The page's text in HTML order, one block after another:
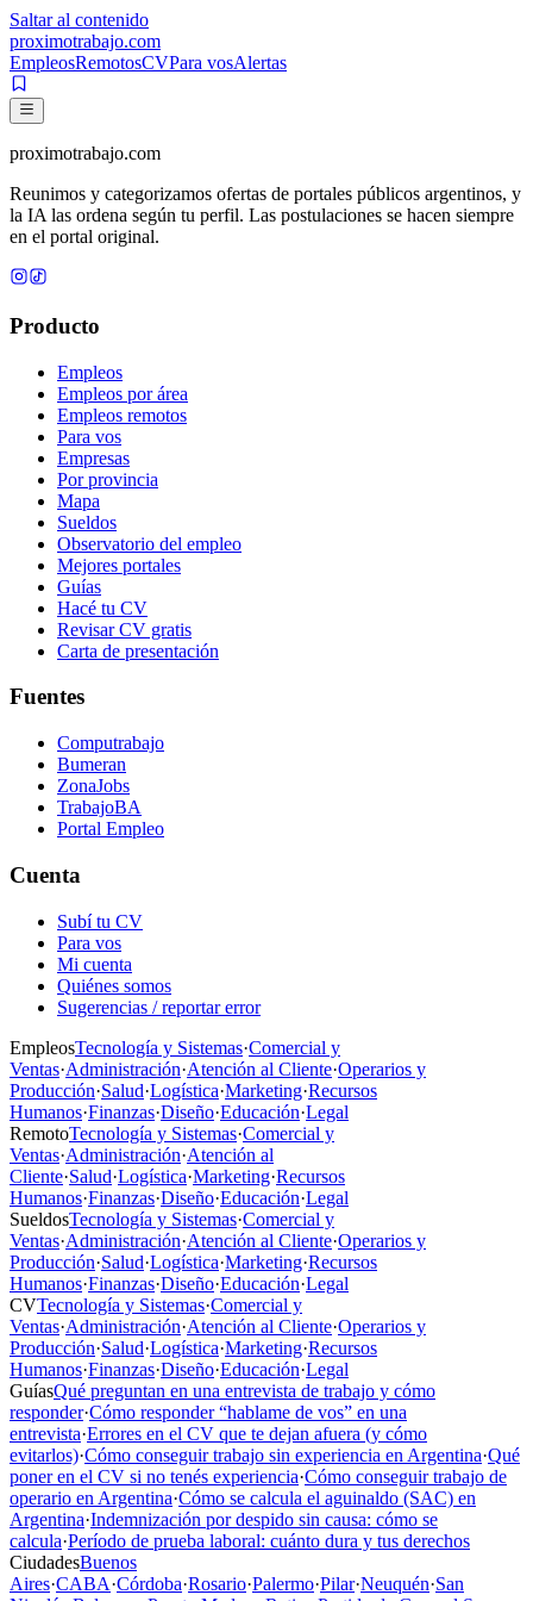
Saltar al contenido
proximotrabajo.com
EmpleosRemotosCVPara vosAlertas
proximotrabajo.com
Reunimos y categorizamos ofertas de portales públicos argentinos, y
la IA las ordena según tu perfil. Las postulaciones se hacen siempre
en el portal original.
Producto
Empleos
Empleos por área
Empleos remotos
Para vos
Empresas
Por provincia
Mapa
Sueldos
Observatorio del empleo
Mejores portales
Guías
Hacé tu CV
Revisar CV gratis
Carta de presentación
Fuentes
Computrabajo
Bumeran
ZonaJobs
TrabajoBA
Portal Empleo
Cuenta
Subí tu CV
Para vos
Mi cuenta
Quiénes somos
Sugerencias / reportar error
EmpleosTecnología y Sistemas·Comercial y
Ventas·Administración·Atención al Cliente·Operarios y
Producción·Salud·Logística·Marketing·Recursos
Humanos·Finanzas·Diseño·Educación·Legal
RemotoTecnología y Sistemas·Comercial y
Ventas·Administración·Atención al
Cliente·Salud·Logística·Marketing·Recursos
Humanos·Finanzas·Diseño·Educación·Legal
SueldosTecnología y Sistemas·Comercial y
Ventas·Administración·Atención al Cliente·Operarios y
Producción·Salud·Logística·Marketing·Recursos
Humanos·Finanzas·Diseño·Educación·Legal
CVTecnología y Sistemas·Comercial y
Ventas·Administración·Atención al Cliente·Operarios y
Producción·Salud·Logística·Marketing·Recursos
Humanos·Finanzas·Diseño·Educación·Legal
GuíasQué preguntan en una entrevista de trabajo y cómo
responder·Cómo responder “hablame de vos” en una
entrevista·Errores en el CV que te dejan afuera (y cómo
evitarlos)·Cómo conseguir trabajo sin experiencia en Argentina·Qué
poner en el CV si no tenés experiencia·Cómo conseguir trabajo de
operario en Argentina·Cómo se calcula el aguinaldo (SAC) en
Argentina·Indemnización por despido sin causa: cómo se
calcula·Período de prueba laboral: cuánto dura y tus derechos
CiudadesBuenos
Aires·CABA·Córdoba·Rosario·Palermo·Pilar·Neuquén·San